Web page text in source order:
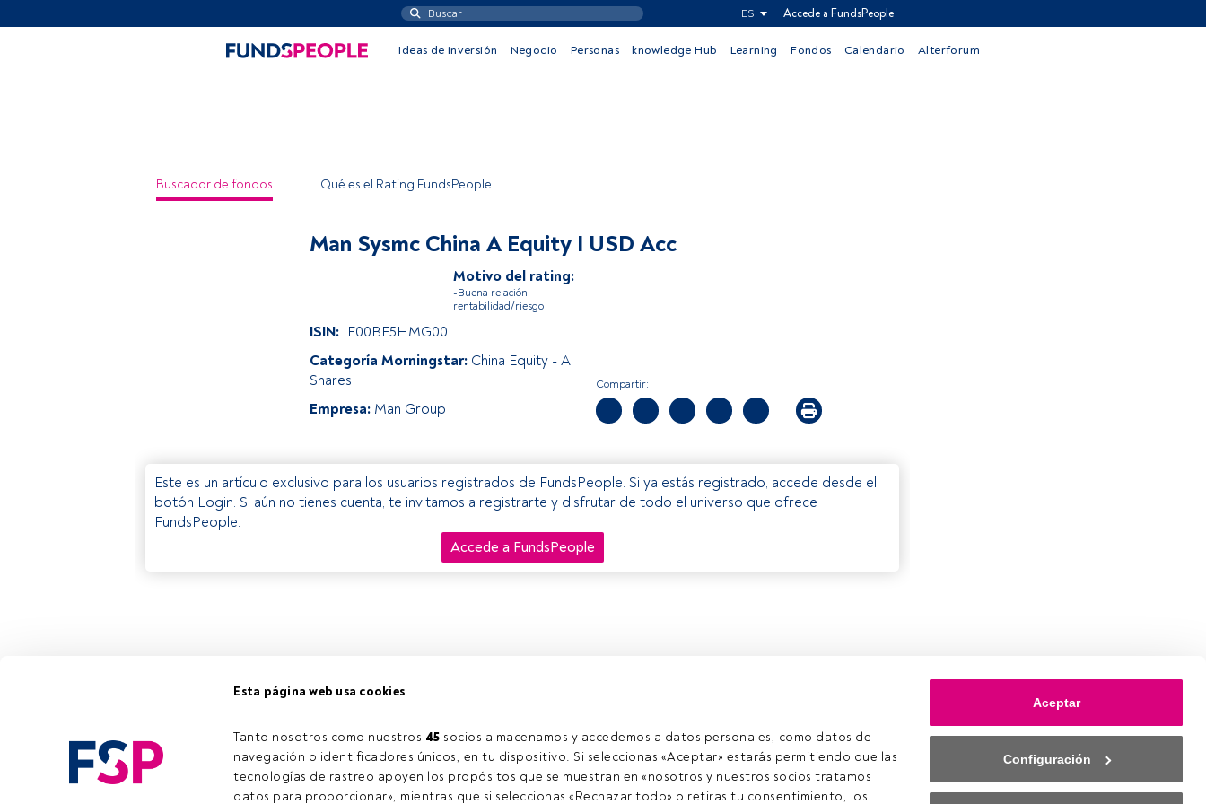
Esta página web usa cookies
Tanto nosotros como nuestros 45 socios almacenamos y accedemos a datos personales, como datos de
navegación o identificadores únicos, en tu dispositivo. Si seleccionas «Aceptar» estarás permitiendo que las
tecnologías de rastreo apoyen los propósitos que se muestran en «nosotros y nuestros socios tratamos
datos para proporcionar», mientras que si seleccionas «Rechazar todo» o retiras tu consentimiento, los
Aceptar
Configuración
ES Accede a FundsPeople
Ideas de inversión Negocio Personas knowledge Hub Learning Fondos Calendario Alterforum
Buscador de fondos Qué es el Rating FundsPeople
Man Sysmc China A Equity I USD Acc
Motivo del rating:
-Buena relación
rentabilidad/riesgo
ISIN: IE00BF5HMG00
Categoría Morningstar: China Equity - A
Shares
Empresa: Man Group
Compartir:
Este es un artículo exclusivo para los usuarios registrados de FundsPeople. Si ya estás registrado, accede desde el
botón Login. Si aún no tienes cuenta, te invitamos a registrarte y disfrutar de todo el universo que ofrece
FundsPeople.
Accede a FundsPeople